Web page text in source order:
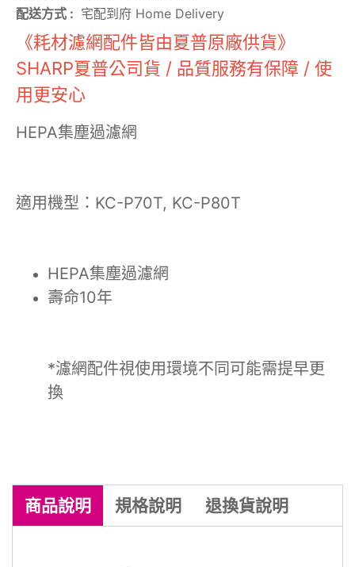
配送方式 : 宅配到府 Home Delivery
《耗材濾網配件皆由夏普原廠供貨》
SHARP夏普公司貨 / 品質服務有保障 / 使
用更安心
HEPA集塵過濾網
適用機型：KC-P70T, KC-P80T
HEPA集塵過濾網
壽命10年
*濾網配件視使用環境不同可能需提早更
換
商品說明 規格說明 退換貨說明